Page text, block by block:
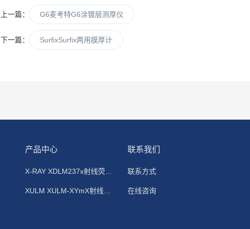
上一篇： G6麦考特G6涂镀层测厚仪
下一篇： SurfixSurfix两用膜厚计
产品中心
X-RAY XDLM237x射线荧光镀层测厚仪
联系我们
联系方式
在线咨询